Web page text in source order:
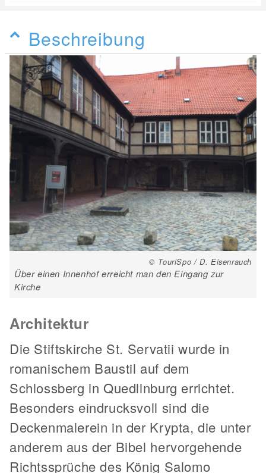
Beschreibung
© TouriSpo / D. Eisenrauch
Über einen Innenhof erreicht man den Eingang zur
Kirche
Architektur
Die Stiftskirche St. Servatii wurde in
romanischem Baustil auf dem
Schlossberg in Quedlinburg errichtet.
Besonders eindrucksvoll sind die
Deckenmalerein in der Krypta, die unter
anderem aus der Bibel hervorgehende
Richtssprüche des König Salomo